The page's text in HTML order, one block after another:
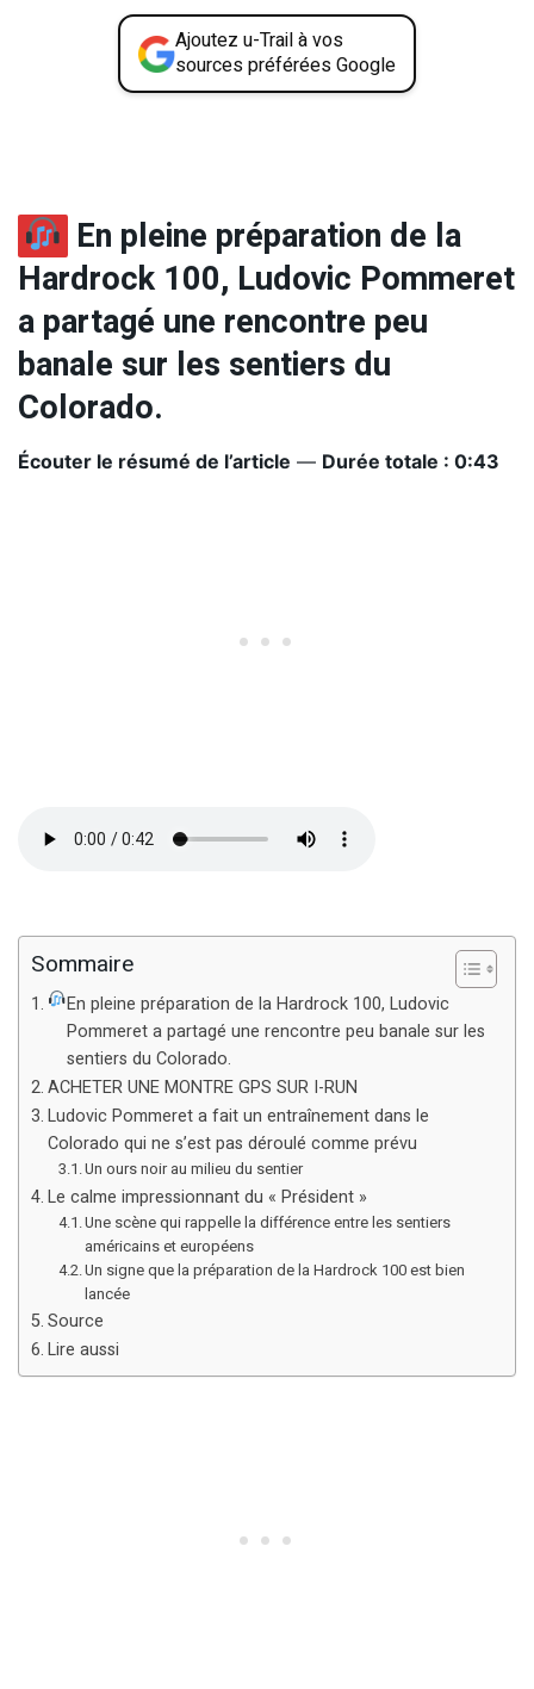
Ajoutez u-Trail à vos
sources préférées Google
En pleine préparation de la
Hardrock 100, Ludovic Pommeret
a partagé une rencontre peu
banale sur les sentiers du
Colorado.
Écouter le résumé de l’article — Durée totale : 0:43
Sommaire
En pleine préparation de la Hardrock 100, Ludovic
Pommeret a partagé une rencontre peu banale sur les
sentiers du Colorado.
ACHETER UNE MONTRE GPS SUR I-RUN
Ludovic Pommeret a fait un entraînement dans le
Colorado qui ne s’est pas déroulé comme prévu
Un ours noir au milieu du sentier
Le calme impressionnant du « Président »
Une scène qui rappelle la différence entre les sentiers
américains et européens
Un signe que la préparation de la Hardrock 100 est bien
lancée
Source
Lire aussi